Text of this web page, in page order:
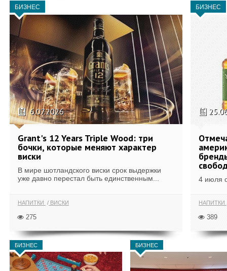
БИЗНЕС
6.07.2026
Grant's 12 Years Triple Wood: три
бочки, которые меняют характер
виски
В мире шотландского виски срок выдержки
уже давно перестал быть единственным...
НАПИТКИ ВИСКИ
275
БИЗНЕС
4 июля
НАПИТКИ
389
БИЗНЕС БИЗНЕС